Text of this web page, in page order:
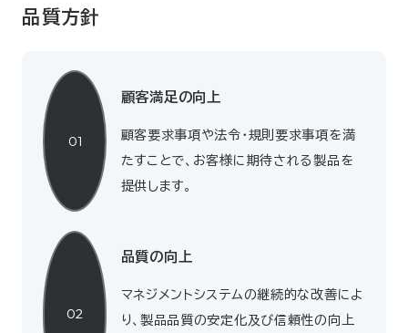
品質方針
01
顧客満足の向上
顧客要求事項や法令・規則要求事項を満
たすことで、お客様に期待される製品を
提供します。
02
品質の向上
マネジメントシステムの継続的な改善によ
り、製品品質の安定化及び信頼性の向上